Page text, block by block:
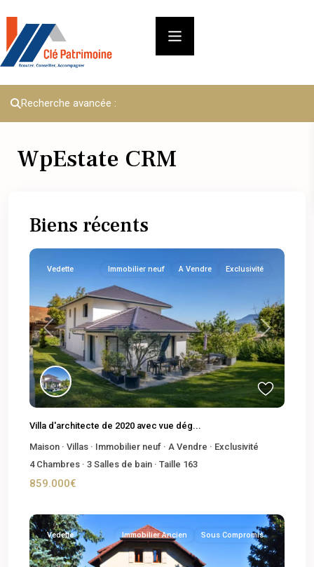
Recherche avancée :
WpEstate CRM
Biens récents
Previous Next
Vedette Immobilier neuf A Vendre Exclusivité
Villa d'architecte de 2020 avec vue dég...
Maison · Villas · Immobilier neuf · A Vendre · Exclusivité
4Chambres · 3 Salles de bain · Taille 163
859.000€
Vedette Immobilier Ancien Sous Compromis